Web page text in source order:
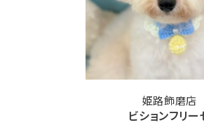
姫路飾磨店
ビションフリー